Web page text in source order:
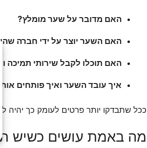
האם מדובר על שער מומלץ?
האם השער יוצר על ידי חברה
האם תוכלו לקבל שירותי תמיכה
איך עובד השער ואיך פותחים
ככל שתבדקו יותר פרטים לעומק כך יהיה
מה באמת עושים כשיש